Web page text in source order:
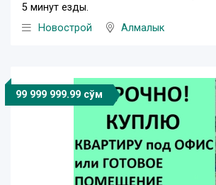
5 минут езды.
Новострой
Алмалык
99 999 999.99 сўм